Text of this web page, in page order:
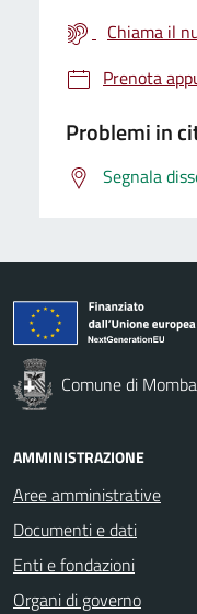
Chiama il
Prenota
Problemi in
Segnala
Comune di
AMMINISTRAZIONE
Aree amministrative
Documenti e dati
Enti e fondazioni
Organi di governo